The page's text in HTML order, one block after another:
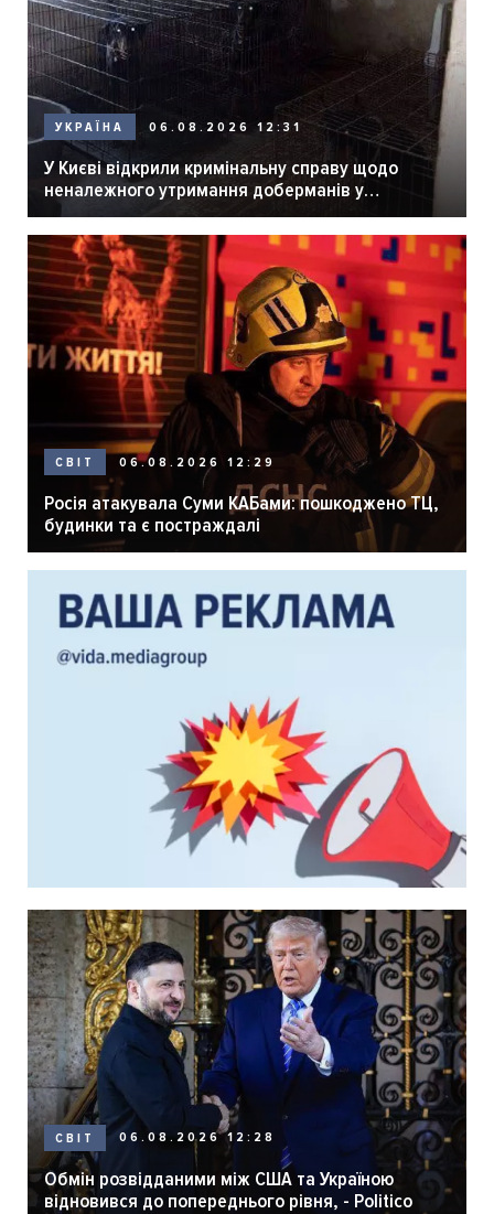
УКРАЇНА 06.08.2026 12:31
У Києві відкрили кримінальну справу щодо
неналежного утримання доберманів у
розпліднику
СВІТ 06.08.2026 12:29
Росія атакувала Суми КАБами: пошкоджено ТЦ,
будинки та є постраждалі
СВІТ 06.08.2026 12:28
Обмін розвідданими між США та Україною
відновився до попереднього рівня, - Politico